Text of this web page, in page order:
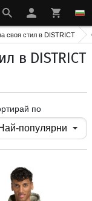
своя стил в DISTRICT
в DISTRICT
по